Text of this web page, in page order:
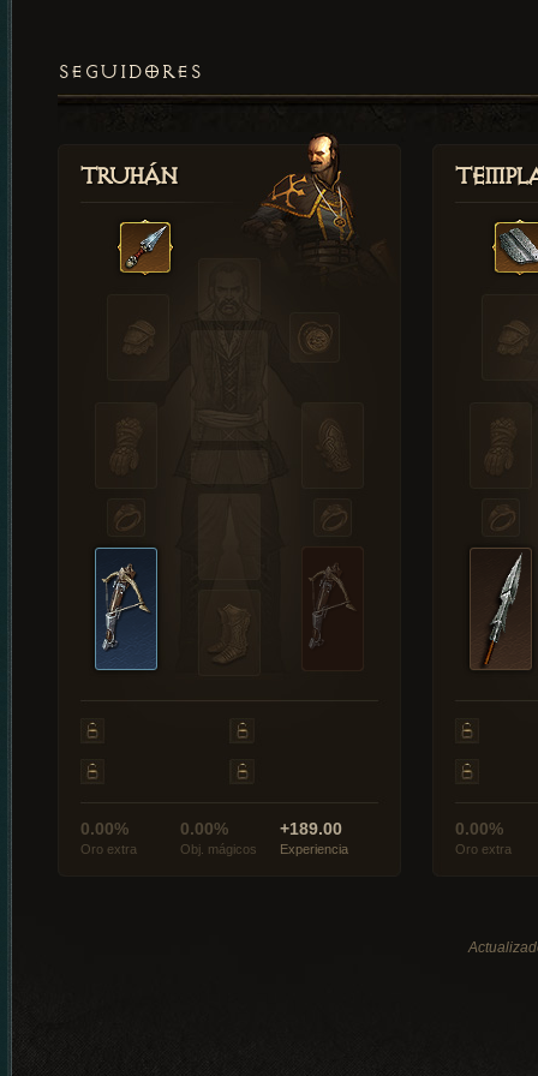
SEGUIDORES
Truhán
0.00%
Oro extra
0.00%
Obj. mágicos
+189.00
Experiencia
0.00%
Oro extra